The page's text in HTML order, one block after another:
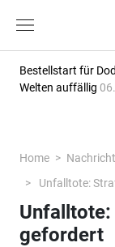
Bestellstart für
Welten auffällig
Home
Unfalltote:
gefordert